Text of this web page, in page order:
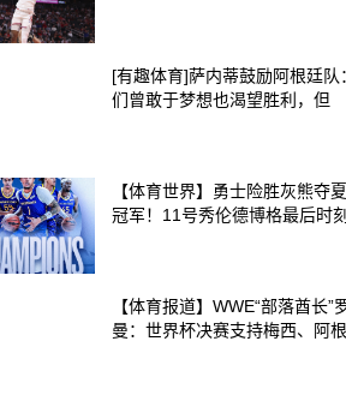
[有趣体育]萨内蒂鼓励阿根廷队
们曾敢于梦想也渴望胜利，但
【体育世界】勇士险胜灰熊夺
冠军！11号秀伦德博格最后时刻
【体育报道】WWE“部落酋长”
曼：世界杯决赛支持梅西、阿根